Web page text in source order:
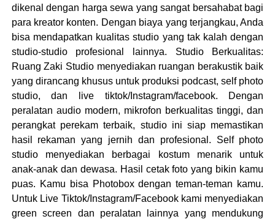
dikenal dengan harga sewa yang sangat bersahabat bagi
para kreator konten. Dengan biaya yang terjangkau, Anda
bisa mendapatkan kualitas studio yang tak kalah dengan
studio-studio profesional lainnya. Studio Berkualitas:
Ruang Zaki Studio menyediakan ruangan berakustik baik
yang dirancang khusus untuk produksi podcast, self photo
studio, dan live tiktok/Instagram/facebook. Dengan
peralatan audio modern, mikrofon berkualitas tinggi, dan
perangkat perekam terbaik, studio ini siap memastikan
hasil rekaman yang jernih dan profesional. Self photo
studio menyediakan berbagai kostum menarik untuk
anak-anak dan dewasa. Hasil cetak foto yang bikin kamu
puas. Kamu bisa Photobox dengan teman-teman kamu.
Untuk Live Tiktok/Instagram/Facebook kami menyediakan
green screen dan peralatan lainnya yang mendukung